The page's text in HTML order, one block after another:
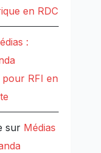
en RDC
:
RFI en
sur Médias